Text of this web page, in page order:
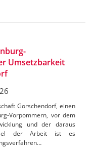
Umsetzbarkeit
Gorschendorf, einen
Vorpommern, vor dem
und der daraus
Ziel der Arbeit ist es